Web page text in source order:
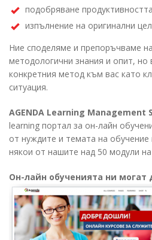
подобряване
изпълнение на оригинални
Ние споделяме и препоръчваме
методологични знания и опит, но
конкретния метод към вас като
ситуация.
AGENDA Learning Management
learning портал за он-лайн
от нуждите и темата на
някои от нашите над 50 модули
Он-лайн обученията ни могат